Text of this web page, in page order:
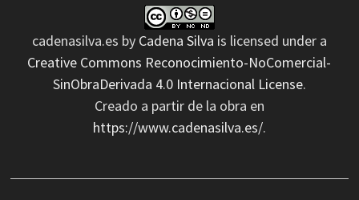
cadenasilva.es by Cadena Silva is licensed under a
Creative Commons Reconocimiento-NoComercial-
SinObraDerivada 4.0 Internacional License.
Creado a partir de la obra en
https://www.cadenasilva.es/.